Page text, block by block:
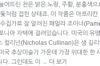
어뜨린 천은 밝은 노랑, 주황, 분홍색으
처럼 접힌 상태죠. 이 작품은 아프리칸
집가로 잘 알려진 패멀라 조이너
니아 자택에 걸려있습니다. 미국의 유
컬리넌(Nicholas Cullinan)은 샘 길리
국 추상미술가 가운데 가장 위대한 한
다. 그런데도 이
→ 더 보기